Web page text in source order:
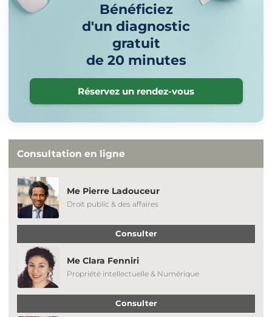
Bénéficiez
d'un diagnostic
gratuit
de 20 minutes
Réservez un rendez-vous
Consultation en ligne
Me Pierre Ladouceur
Droit public & des affaires
Consulter
Me Clara Fenniri
Propriété intellectuelle & Numérique
Consulter